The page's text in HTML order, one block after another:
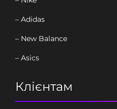
– Adidas
– New Balance
– Asics
Клієнтам